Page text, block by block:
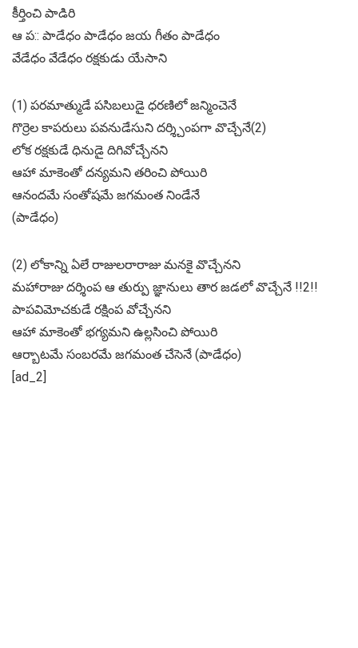
కీర్తించి పాడిరి
ఆ ప:: పాడేధం పాడేధం జయ గీతం పాడేధం
వేడేధం వేడేధం రక్షకుడు యేసాని
(1) పరమాత్ముడే పసిబలుడై ధరణిలో జన్మించెనే
గొర్రెల కాపరులు పవనుడేసుని దర్శ్చింపగా వొచ్చేనే(2)
లోక రక్షకుడే ధినుడై దిగివోచ్చేనని
ఆహా మాకెంతో దన్యమని తరించి పోయిరి
ఆనందమే సంతోషమే జగమంత నిండేనే
(పాడేధం)
(2) లోకాన్ని ఏలే రాజులరారాజు మనకై వొచ్చేనని
మహారాజు దర్శింప ఆ తుర్పు జ్ఞానులు తార జడలో వొచ్చేనే !!2!!
పాపవిమోచకుడే రక్షింప వోచ్చేనని
ఆహా మాకెంతో భగ్యమని ఉల్లసించి పోయిరి
ఆర్బాటమే సంబరమే జగమంత చేసెనే (పాడేధం)
[ad_2]